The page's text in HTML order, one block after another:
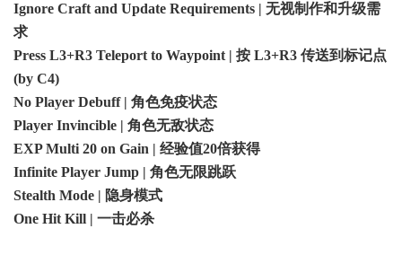
Ignore Craft and Update Requirements | 无视制作和升级需
求
Press L3+R3 Teleport to Waypoint | 按 L3+R3 传送到标记点
(by C4)
No Player Debuff | 角色免疫状态
Player Invincible | 角色无敌状态
EXP Multi 20 on Gain | 经验值20倍获得
Infinite Player Jump | 角色无限跳跃
Stealth Mode | 隐身模式
One Hit Kill | 一击必杀